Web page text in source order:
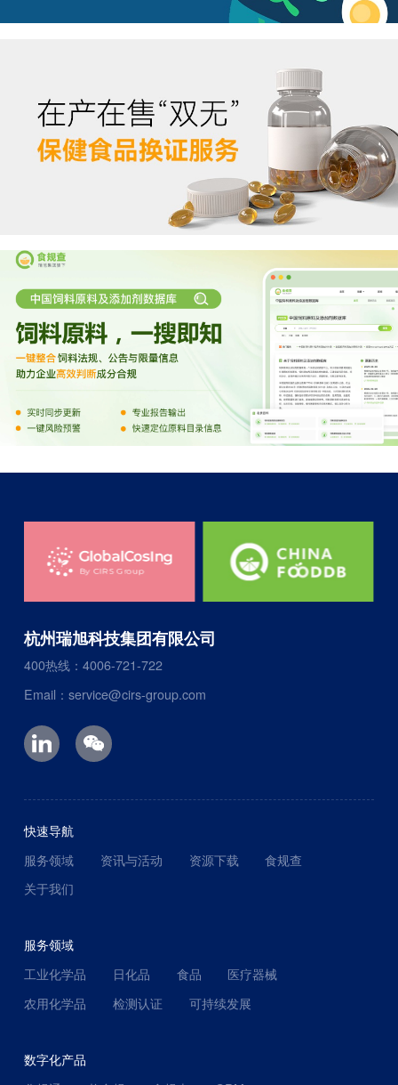
杭州瑞旭科技集团有限公司
400热线：4006-721-722
Email：service@cirs-group.com
快速导航
服务领域
资讯与活动 资源下载
食规查
关于我们
服务领域
工业化学品
日化品 食品
医疗器械
农用化学品
检测认证 可持续发展
数字化产品